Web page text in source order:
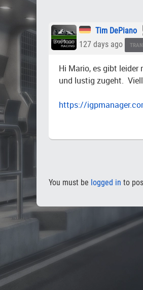
Tim DePiano
127 days ago
Hi Mario, es gibt
und lustig zugeht.
https://
You must be logged in to